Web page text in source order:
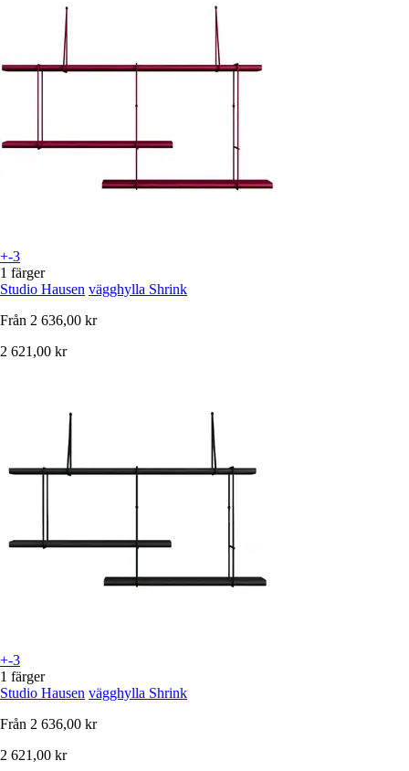
+-3
1 färger
Studio Hausen vägghylla Shrink
Från 2 636,00 kr
2 621,00 kr
+-3
1 färger
Studio Hausen vägghylla Shrink
Från 2 636,00 kr
2 621,00 kr